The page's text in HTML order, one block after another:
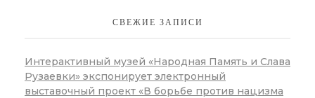
СВЕЖИЕ ЗАПИСИ
Интерактивный музей «Народная Память и Слава
Рузаевки» экспонирует электронный
выставочный проект «В борьбе против нацизма